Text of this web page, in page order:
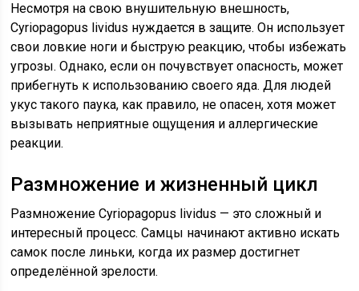
Несмотря на свою внушительную внешность,
Cyriopagopus lividus нуждается в защите. Он использует
свои ловкие ноги и быструю реакцию, чтобы избежать
угрозы. Однако, если он почувствует опасность, может
прибегнуть к использованию своего яда. Для людей
укус такого паука, как правило, не опасен, хотя может
вызывать неприятные ощущения и аллергические
реакции.
Размножение и жизненный цикл
Размножение Cyriopagopus lividus — это сложный и
интересный процесс. Самцы начинают активно искать
самок после линьки, когда их размер достигнет
определённой зрелости.